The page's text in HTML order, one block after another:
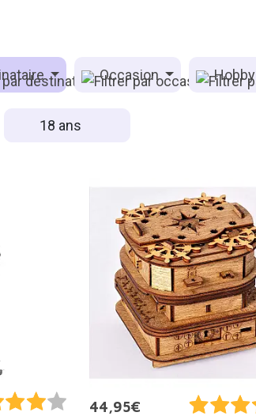
Occasion
18 ans
44,95€